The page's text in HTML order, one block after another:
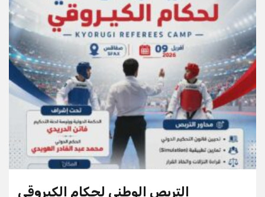
التربص الوطني لحكام الكيروقي